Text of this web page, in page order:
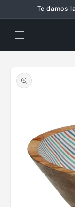
directamente
al contenido
Te damos
a la
información